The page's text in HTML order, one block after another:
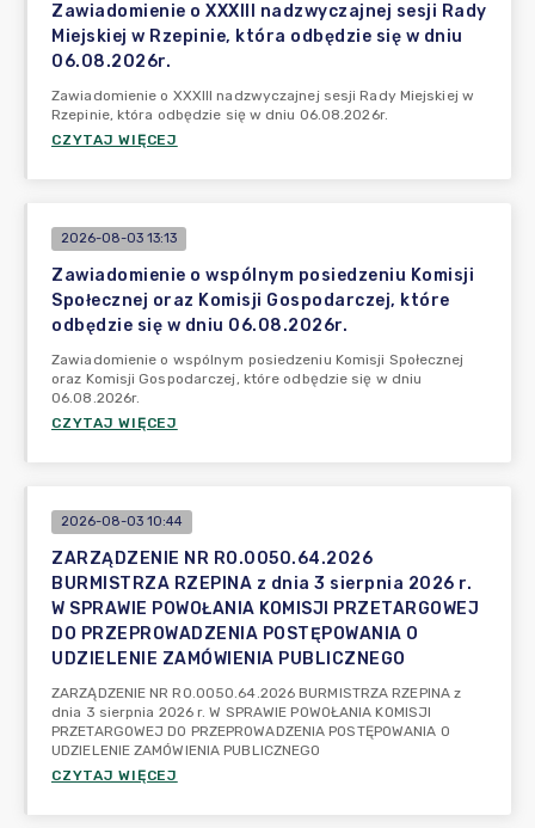
Zawiadomienie o XXXIII nadzwyczajnej sesji Rady
Miejskiej w Rzepinie, która odbędzie się w dniu
06.08.2026r.
Zawiadomienie o XXXIII nadzwyczajnej sesji Rady Miejskiej w
Rzepinie, która odbędzie się w dniu 06.08.2026r.
CZYTAJ WIĘCEJ
2026-08-03 13:13
Zawiadomienie o wspólnym posiedzeniu Komisji
Społecznej oraz Komisji Gospodarczej, które
odbędzie się w dniu 06.08.2026r.
Zawiadomienie o wspólnym posiedzeniu Komisji Społecznej
oraz Komisji Gospodarczej, które odbędzie się w dniu
06.08.2026r.
CZYTAJ WIĘCEJ
2026-08-03 10:44
ZARZĄDZENIE NR RO.0050.64.2026
BURMISTRZA RZEPINA z dnia 3 sierpnia 2026 r.
W SPRAWIE POWOŁANIA KOMISJI PRZETARGOWEJ
DO PRZEPROWADZENIA POSTĘPOWANIA O
UDZIELENIE ZAMÓWIENIA PUBLICZNEGO
ZARZĄDZENIE NR RO.0050.64.2026 BURMISTRZA RZEPINA z
dnia 3 sierpnia 2026 r. W SPRAWIE POWOŁANIA KOMISJI
PRZETARGOWEJ DO PRZEPROWADZENIA POSTĘPOWANIA O
UDZIELENIE ZAMÓWIENIA PUBLICZNEGO
CZYTAJ WIĘCEJ